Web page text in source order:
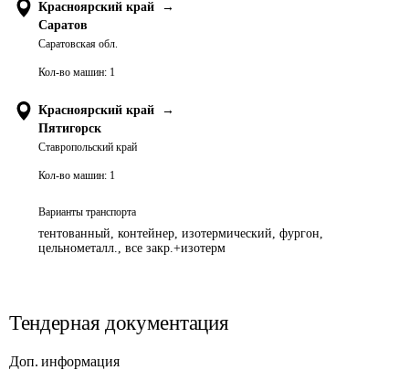
Красноярский край
→
Саратов
Саратовская обл.
Кол-во машин: 1
Красноярский край
→
Пятигорск
Ставропольский край
Кол-во машин: 1
Варианты транспорта
тентованный, контейнер, изотермический, фургон,
цельнометалл., все закр.+изотерм
Тендерная документация
Доп. информация